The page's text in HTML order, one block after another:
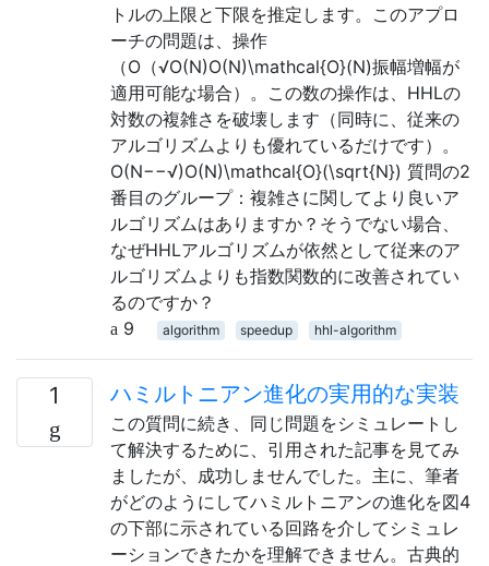
トルの上限と下限を推定します。このアプロ
ーチの問題は、操作
（O（√O(N)O(N)\mathcal{O}(N)振幅増幅が
適用可能な場合）。この数の操作は、HHLの
対数の複雑さを破壊します（同時に、従来の
アルゴリズムよりも優れているだけです）。
O(N−−√)O(N)\mathcal{O}(\sqrt{N}) 質問の2
番目のグループ：複雑さに関してより良いア
ルゴリズムはありますか？そうでない場合、
なぜHHLアルゴリズムが依然として従来のア
ルゴリズムよりも指数関数的に改善されてい
るのですか？
9
algorithm speedup hhl-algorithm
1 ハミルトニアン進化の実用的な実装
この質問に続き、同じ問題をシミュレートし
て解決するために、引用された記事を見てみ
ましたが、成功しませんでした。主に、筆者
がどのようにしてハミルトニアンの進化を図4
の下部に示されている回路を介してシミュレ
ーションできたかを理解できません。古典的